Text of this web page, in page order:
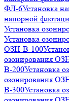
ФЛ-6Установка
напорной
Установка
Установка
ОЗН-В-100
озонирования
В-200Установка
озонирования
В-300Установка